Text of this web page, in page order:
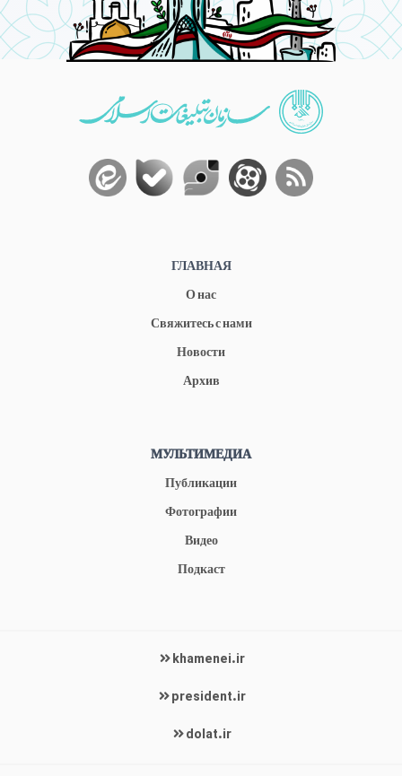
ГЛАВНАЯ
О нас
Свяжитесь с нами
Новости
Архив
МУЛЬТИМЕДИА
Публикации
Фотографии
Видео
Подкаст
khamenei.ir
president.ir
dolat.ir